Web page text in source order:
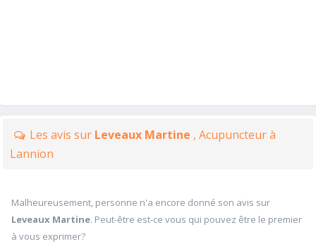
Les avis sur Leveaux Martine , Acupuncteur à
Lannion
Malheureusement, personne n'a encore donné son avis sur
Leveaux Martine. Peut-être est-ce vous qui pouvez être le premier
à vous exprimer?